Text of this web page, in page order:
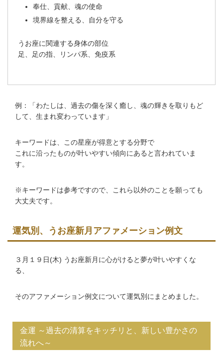
奉仕、貢献、魂の使命
境界線を整える、自分を守る
うお座に関連する身体の部位
足、足の指、リンパ系、免疫系
例：「わたしは、過去の傷を深く癒し、魂の輝きを取りもど
して、生まれ変わっています」
キーワードは、この星座が得意とする分野で
これに沿ったものが叶いやすい傾向にあると言われていま
す。
※キーワードは参考ですので、これら以外のことを願っても
大丈夫です。
運気別、うお座新月アファメーション例文
３月１９日(木) うお座新月に心がけると夢が叶いやすくな
る、
そのアファメーション例文について運気別にまとめました。
金運 ～過去の清算をキッチリと、新しい豊かさの
流れへ～